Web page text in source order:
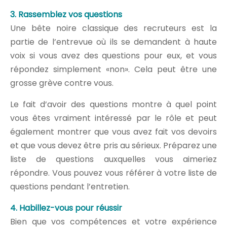
3. Rassemblez vos questions
Une bête noire classique des recruteurs est la
partie de l’entrevue où ils se demandent à haute
voix si vous avez des questions pour eux, et vous
répondez simplement «non». Cela peut être une
grosse grève contre vous.
Le fait d’avoir des questions montre à quel point
vous êtes vraiment intéressé par le rôle et peut
également montrer que vous avez fait vos devoirs
et que vous devez être pris au sérieux. Préparez une
liste de questions auxquelles vous aimeriez
répondre. Vous pouvez vous référer à votre liste de
questions pendant l’entretien.
4. Habillez-vous pour réussir
Bien que vos compétences et votre expérience